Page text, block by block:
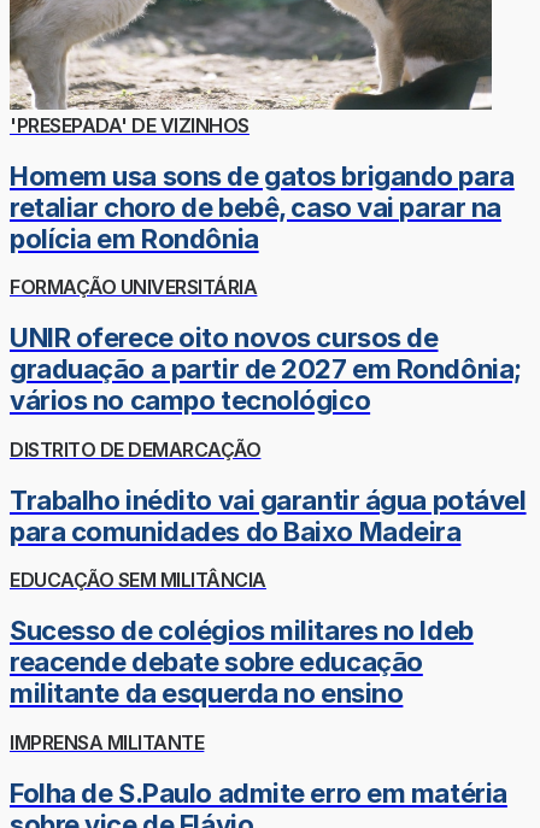
'PRESEPADA' DE VIZINHOS
Homem usa sons de gatos brigando para
retaliar choro de bebê, caso vai parar na
polícia em Rondônia
FORMAÇÃO UNIVERSITÁRIA
UNIR oferece oito novos cursos de
graduação a partir de 2027 em Rondônia;
vários no campo tecnológico
DISTRITO DE DEMARCAÇÃO
Trabalho inédito vai garantir água potável
para comunidades do Baixo Madeira
EDUCAÇÃO SEM MILITÂNCIA
Sucesso de colégios militares no Ideb
reacende debate sobre educação
militante da esquerda no ensino
IMPRENSA MILITANTE
Folha de S.Paulo admite erro em matéria